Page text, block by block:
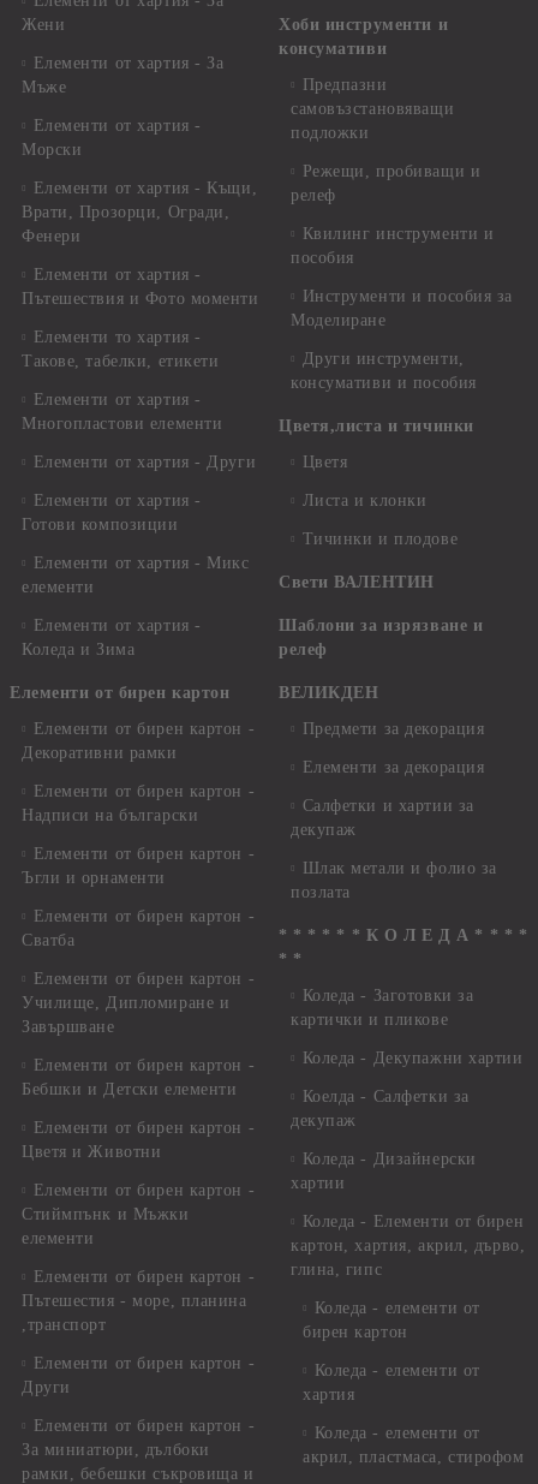
Жени
Елементи от хартия - За
Мъже
Елементи от хартия -
Морски
Елементи от хартия - Къщи,
Врати, Прозорци, Огради,
Фенери
Елементи от хартия -
Пътешествия и Фото моменти
Елементи то хартия -
Такове, табелки, етикети
Елементи от хартия -
Многопластови елементи
Елементи от хартия - Други
Елементи от хартия -
Готови композиции
Елементи от хартия - Микс
елементи
Елементи от хартия -
Коледа и Зима
Елементи от бирен картон
Елементи от бирен картон -
Декоративни рамки
Елементи от бирен картон -
Надписи на български
Елементи от бирен картон -
Ъгли и орнаменти
Елементи от бирен картон -
Сватба
Елементи от бирен картон -
Училище, Дипломиране и
Завършване
Елементи от бирен картон -
Бебшки и Детски елементи
Елементи от бирен картон -
Цветя и Животни
Елементи от бирен картон -
Стиймпънк и Мъжки
елементи
Елементи от бирен картон -
Пътешестия - море, планина
,транспорт
Елементи от бирен картон -
Други
Елементи от бирен картон -
За миниатюри, дълбоки
рамки, бебешки съкровища и
Хоби инструменти и
консумативи
Предпазни
самовъзстановяващи
подложки
Режещи, пробиващи и
релеф
Квилинг инструменти и
пособия
Инструменти и пособия за
Моделиране
Други инструменти,
консумативи и пособия
Цветя,листа и тичинки
Цветя
Листа и клонки
Тичинки и плодове
Свети ВАЛЕНТИН
Шаблони за изрязване и
релеф
ВЕЛИКДЕН
Предмети за декорация
Елементи за декорация
Салфетки и хартии за
декупаж
Шлак метали и фолио за
позлата
* * * * * * К О Л Е Д А * * * *
* *
Коледа - Заготовки за
картички и пликове
Коледа - Декупажни хартии
Коелда - Салфетки за
декупаж
Коледа - Дизайнерски
хартии
Коледа - Eлементи от бирен
картон, хартия, акрил, дърво,
глина, гипс
Коледа - елементи от
бирен картон
Коледа - елементи от
хартия
Коледа - елементи от
акрил, пластмаса, стирофом